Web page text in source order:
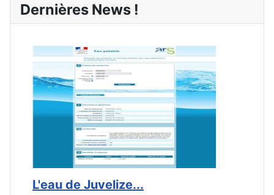
Dernières News !
L'eau de Juvelize...